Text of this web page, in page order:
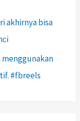
akhirnya bisa
#fbreels